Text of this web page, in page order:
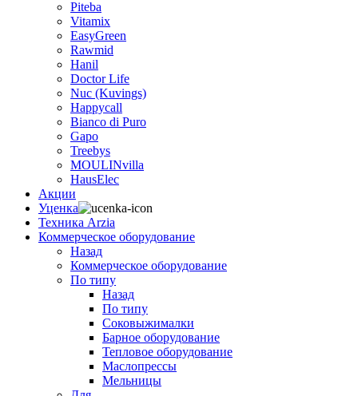
Piteba
Vitamix
EasyGreen
Rawmid
Hanil
Doctor Life
Nuc (Kuvings)
Happycall
Bianco di Puro
Gapo
Treebys
MOULINvilla
HausElec
Акции
Уценка
Техника Arzia
Коммерческое оборудование
Назад
Коммерческое оборудование
По типу
Назад
По типу
Соковыжималки
Барное оборудование
Тепловое оборудование
Маслопрессы
Мельницы